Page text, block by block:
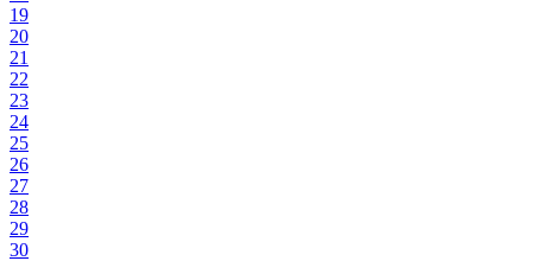
19
20
21
22
23
24
25
26
27
28
29
30